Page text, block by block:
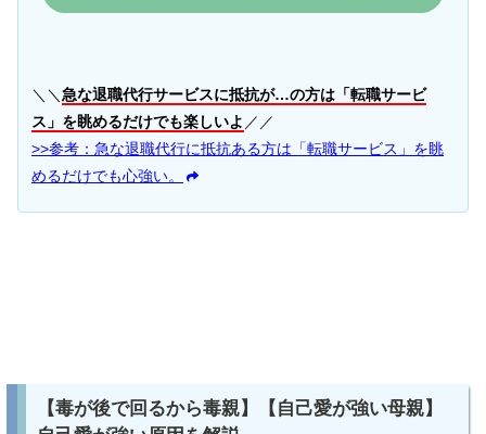
＼＼ 急な退職代行サービスに抵抗が…の方は「転職サービ
ス」を眺めるだけでも楽しいよ ／／
>>参考：急な退職代行に抵抗ある方は「転職サービス」を眺
めるだけでも心強い。
【毒が後で回るから毒親】【自己愛が強い母親】